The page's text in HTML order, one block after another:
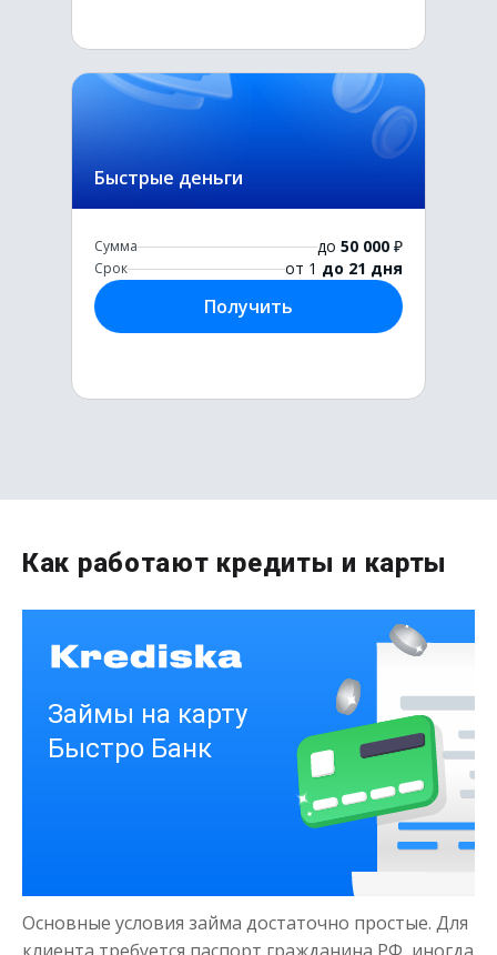
Быстрые деньги
Сумма до 50 000 ₽
Срок от 1 до 21 дня
Получить
Получить
Сумма до50 000₽
Как работают кредиты и карты
Основные условия займа достаточно простые. Для